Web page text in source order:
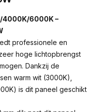
4000K/6000K –
professionele en
hoge lichtopbrengst
Dankzij de
warm wit (3000K),
is dit paneel geschikt